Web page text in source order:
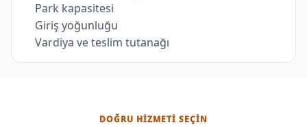
Park kapasitesi
Giriş yoğunluğu
Vardiya ve teslim tutanağı
DOĞRU HIZMETI SEÇIN